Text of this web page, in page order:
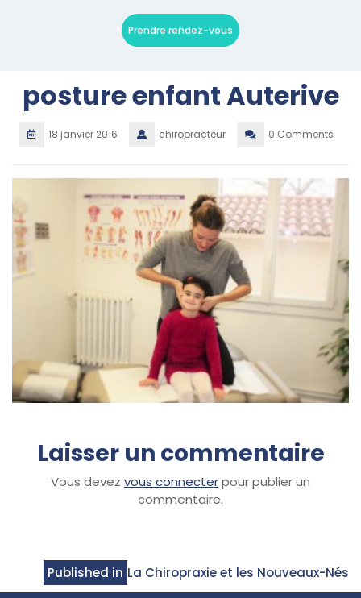
Prendre rendez-vous
posture enfant Auterive
18 janvier 2016 chiropracteur 0 Comments
Laisser un commentaire
Vous devez vous connecterpour publier un
commentaire.
Navigation
Published in La Chiropraxie et les Nouveaux-Nés